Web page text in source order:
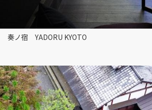
奏ノ宿 YADORU KYOTO